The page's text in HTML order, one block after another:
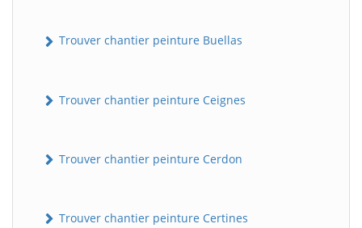
Trouver chantier peinture Buellas
Trouver chantier peinture Ceignes
Trouver chantier peinture Cerdon
Trouver chantier peinture Certines